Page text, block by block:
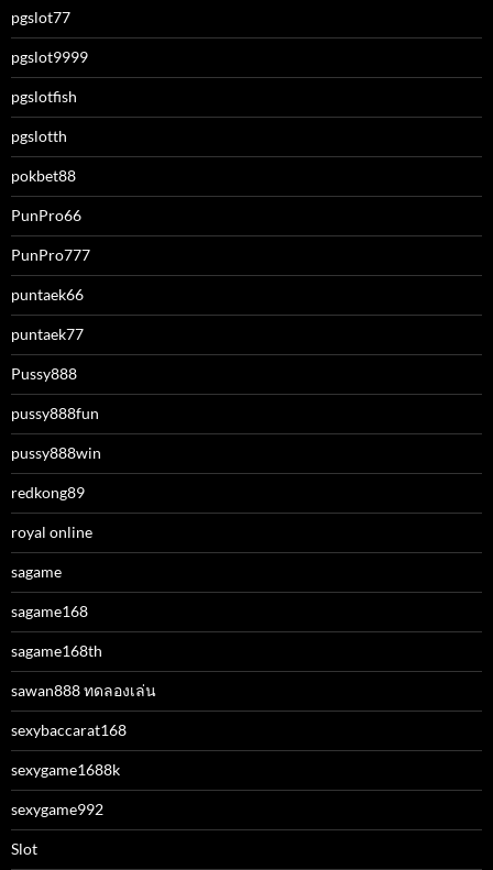
pgslot77
pgslot9999
pgslotfish
pgslotth
pokbet88
PunPro66
PunPro777
puntaek66
puntaek77
Pussy888
pussy888fun
pussy888win
redkong89
royal online
sagame
sagame168
sagame168th
sawan888 ทดลองเล่น
sexybaccarat168
sexygame1688k
sexygame992
Slot